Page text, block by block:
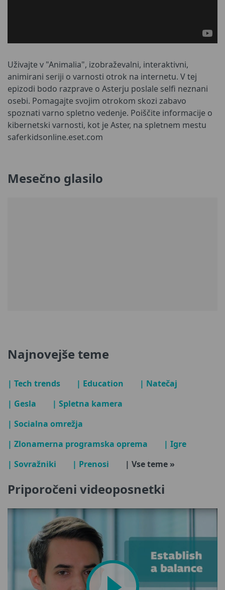
Uživajte v "Animalia", izobraževalni, interaktivni,
animirani seriji o varnosti otrok na internetu. V tej
epizodi bodo razprave o Asterju poslale selfi neznani
osebi. Pomagajte svojim otrokom skozi zabavo
spoznati varno spletno vedenje. Poiščite informacije o
kibernetski varnosti, kot je Aster, na spletnem mestu
saferkidsonline.eset.com
Mesečno glasilo
Najnovejše teme
| Tech trends | Education
| Natečaj
| Gesla
| Spletna kamera
| Socialna omrežja
| Zlonamerna programska oprema
| Igre
| Sovražniki
| Prenosi | Vse teme »
Priporočeni videoposnetki